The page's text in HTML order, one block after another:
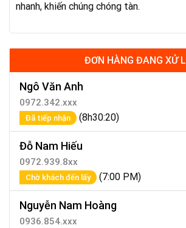
nhanh, khiến chúng chóng tàn.
ĐƠN HÀNG ĐANG XỬ LÍ
Ngô Văn Anh
0972.342.xxx
Đã tiếp nhận (8h30:20)
Đỗ Nam Hiếu
0972.939.8xx
Chờ khách đến lấy (7:00 PM)
Nguyễn Nam Hoàng
0936.854.xxx